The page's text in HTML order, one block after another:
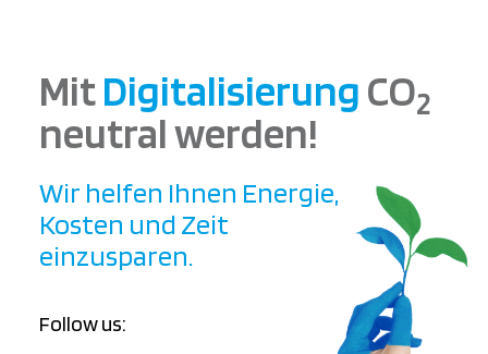
MitDigitalisierungCO2
neutral werden!
Wir helfen Ihnen Energie,
Kosten und Zeit
einzusparen.
Follow us: